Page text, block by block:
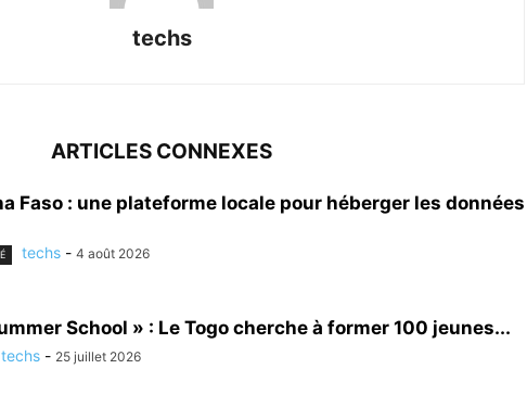
techs
ARTICLES CONNEXES
Faso : une plateforme locale pour héberger les données
techs - 4 août 2026
School » : Le Togo cherche à former 100 jeunes...
techs - 25 juillet 2026